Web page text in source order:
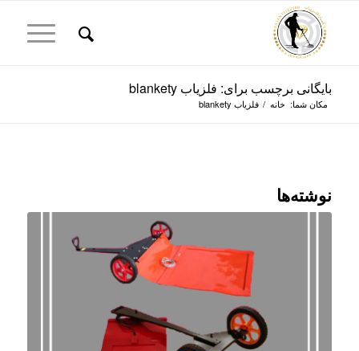
بایگانی برچسب برای: فلزیاب blankety
مکان شما: خانه / فلزیاب blankety
نوشته‌ها